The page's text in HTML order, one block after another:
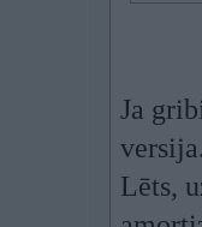
Ja
Lēts,